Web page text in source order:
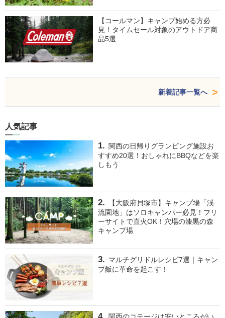
【コールマン】キャンプ始める方必
見！タイムセール対象のアウトドア商
品5選
新着記事一覧へ
人気記事
関西の日帰りグランピング施設お
すすめ20選！おしゃれにBBQなどを楽
しもう
【大阪府貝塚市】キャンプ場「渓
流園地」はソロキャンパー必見！フリ
ーサイトで直火OK！穴場の漆黒の森
キャンプ場
マルチグリドルレシピ7選｜キャン
プ飯に革命を起こす！